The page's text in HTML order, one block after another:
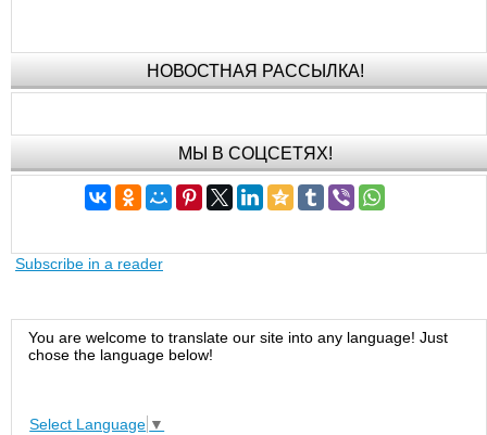
НОВОСТНАЯ РАССЫЛКА!
МЫ В СОЦСЕТЯХ!
Subscribe in a reader
You are welcome to translate our site into any language! Just
chose the language below!
Select Language ▼